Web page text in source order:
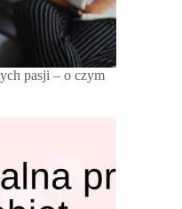
pasji – o czym